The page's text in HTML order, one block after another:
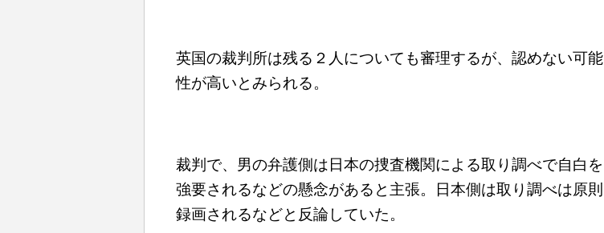
英国の裁判所は残る２人についても審理するが、認めない可能
性が高いとみられる。
裁判で、男の弁護側は日本の捜査機関による取り調べで自白を
強要されるなどの懸念があると主張。日本側は取り調べは原則
録画されるなどと反論していた。